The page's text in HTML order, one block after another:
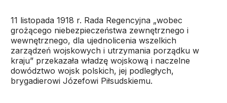
11 listopada 1918 r. Rada Regencyjna „wobec
grożącego niebezpieczeństwa zewnętrznego i
wewnętrznego, dla ujednolicenia wszelkich
zarządzeń wojskowych i utrzymania porządku w
kraju” przekazała władzę wojskową i naczelne
dowództwo wojsk polskich, jej podległych,
brygadierowi Józefowi Piłsudskiemu.